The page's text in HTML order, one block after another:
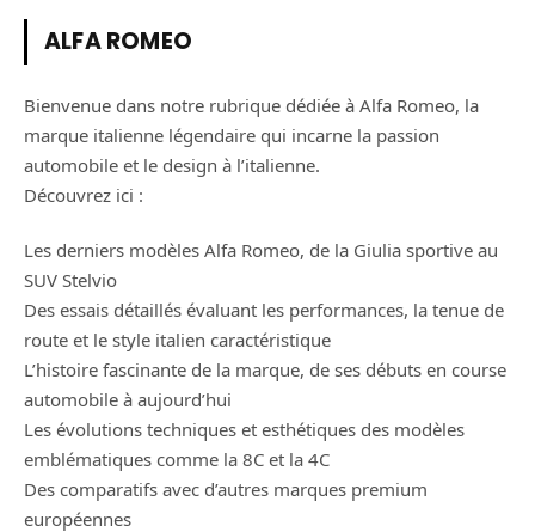
ALFA ROMEO
Bienvenue dans notre rubrique dédiée à Alfa Romeo, la
marque italienne légendaire qui incarne la passion
automobile et le design à l’italienne.
Découvrez ici :
Les derniers modèles Alfa Romeo, de la Giulia sportive au
SUV Stelvio
Des essais détaillés évaluant les performances, la tenue de
route et le style italien caractéristique
L’histoire fascinante de la marque, de ses débuts en course
automobile à aujourd’hui
Les évolutions techniques et esthétiques des modèles
emblématiques comme la 8C et la 4C
Des comparatifs avec d’autres marques premium
européennes